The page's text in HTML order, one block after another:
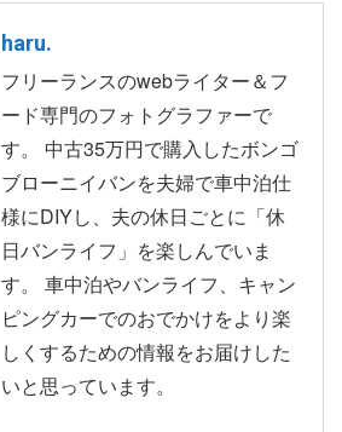
haru.
フリーランスのwebライター＆フ
ード専門のフォトグラファーで
す。 中古35万円で購入したボンゴ
ブローニイバンを夫婦で車中泊仕
様にDIYし、夫の休日ごとに「休
日バンライフ」を楽しんでいま
す。 車中泊やバンライフ、キャン
ピングカーでのおでかけをより楽
しくするための情報をお届けした
いと思っています。